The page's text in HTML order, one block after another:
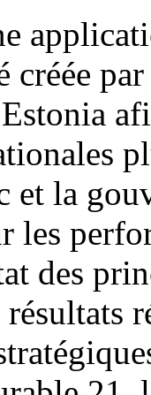
créée
et la
les
des